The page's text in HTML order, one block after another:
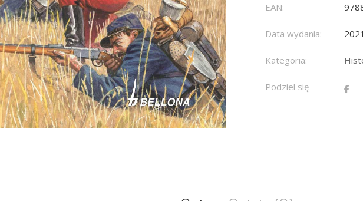
EAN:
Data wydania:
Kategoria:
Podziel się